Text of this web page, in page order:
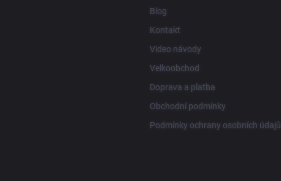
Blog
Kontakt
Video návody
Velkoobchod
Doprava a platba
Obchodní podmínky
Podmínky ochrany osobních údajů